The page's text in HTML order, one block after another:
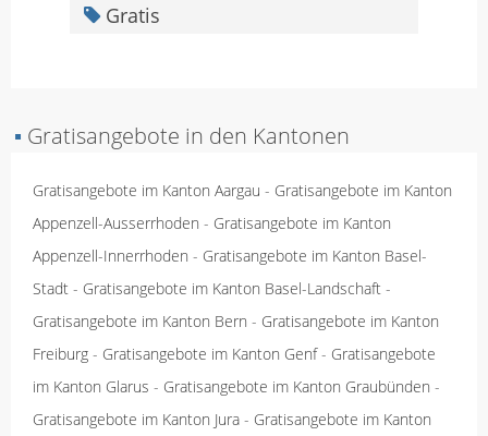
Gratis
▪ Gratisangebote in den Kantonen
Gratisangebote im Kanton Aargau - Gratisangebote im Kanton
Appenzell-Ausserrhoden - Gratisangebote im Kanton
Appenzell-Innerrhoden - Gratisangebote im Kanton Basel-
Stadt - Gratisangebote im Kanton Basel-Landschaft -
Gratisangebote im Kanton Bern - Gratisangebote im Kanton
Freiburg - Gratisangebote im Kanton Genf- Gratisangebote
im Kanton Glarus - Gratisangebote im Kanton Graubünden -
Gratisangebote im Kanton Jura - Gratisangebote im Kanton